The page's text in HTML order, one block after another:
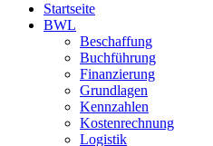
Startseite
BWL
Beschaffung
Buchführung
Finanzierung
Grundlagen
Kennzahlen
Kostenrechnung
Logistik